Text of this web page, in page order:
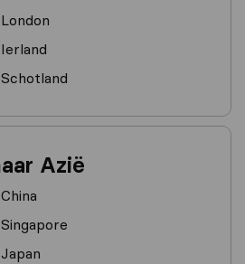
Azië